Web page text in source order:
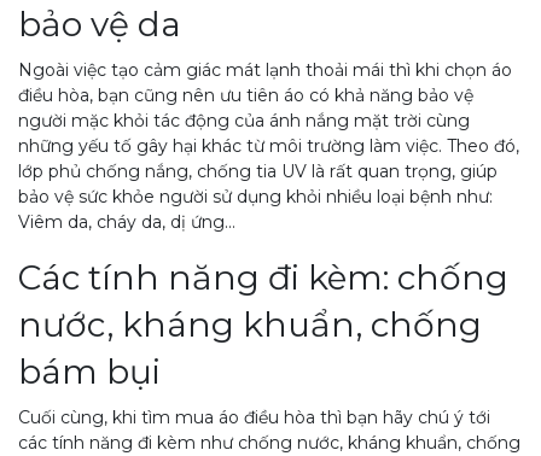
bảo vệ da
Ngoài việc tạo cảm giác mát lạnh thoải mái thì khi chọn áo
điều hòa, bạn cũng nên ưu tiên áo có khả năng bảo vệ
người mặc khỏi tác động của ánh nắng mặt trời cùng
những yếu tố gây hại khác từ môi trường làm việc. Theo đó,
lớp phủ chống nắng, chống tia UV là rất quan trọng, giúp
bảo vệ sức khỏe người sử dụng khỏi nhiều loại bệnh như:
Viêm da, cháy da, dị ứng...
Các tính năng đi kèm: chống
nước, kháng khuẩn, chống
bám bụi
Cuối cùng, khi tìm mua áo điều hòa thì bạn hãy chú ý tới
các tính năng đi kèm như chống nước, kháng khuẩn, chống